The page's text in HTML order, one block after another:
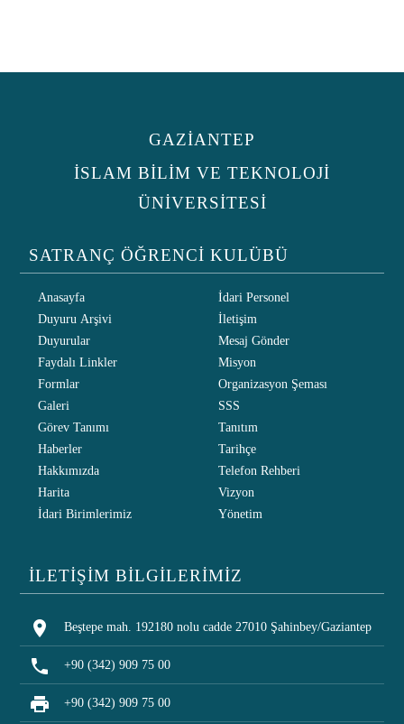
GAZİANTEP
İSLAM BİLİM VE TEKNOLOJİ
ÜNİVERSİTESİ
SATRANÇ ÖĞRENCİ KULÜBÜ
Anasayfa
Duyuru Arşivi
Duyurular
Faydalı Linkler
Formlar
Galeri
Görev Tanımı
Haberler
Hakkımızda
Harita
İdari Birimlerimiz
İdari Personel
İletişim
Mesaj Gönder
Misyon
Organizasyon Şeması
SSS
Tanıtım
Tarihçe
Telefon Rehberi
Vizyon
Yönetim
İLETİŞİM BİLGİLERİMİZ
location_on Beştepe mah. 192180 nolu cadde 27010 Şahinbey/Gaziantep
phone +90 (342) 909 75 00
print +90 (342) 909 75 00